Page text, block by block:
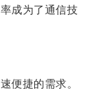
成为了通信技
捷的需求。